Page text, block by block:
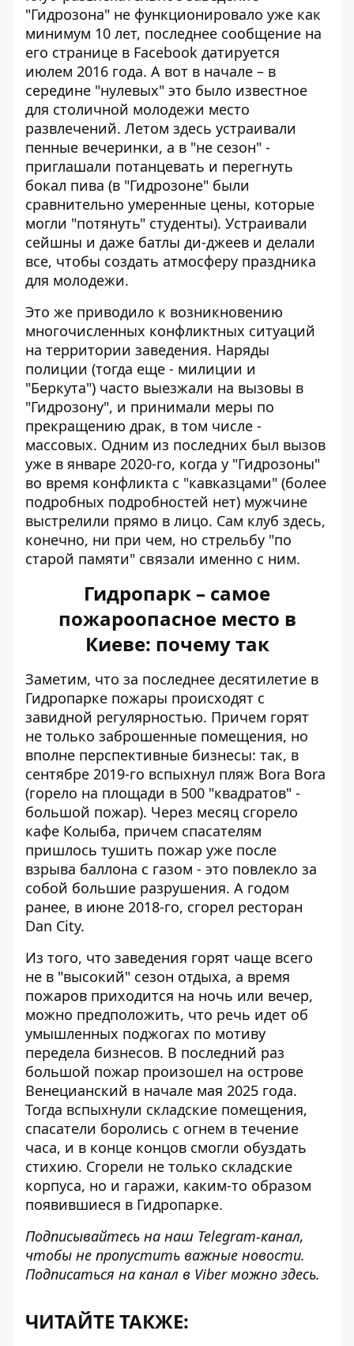
"Гидрозона" не функционировало уже как
минимум 10 лет, последнее сообщение на
его странице в Facebook датируется
июлем 2016 года. А вот в начале – в
середине "нулевых" это было известное
для столичной молодежи место
развлечений. Летом здесь устраивали
пенные вечеринки, а в "не сезон" -
приглашали потанцевать и перегнуть
бокал пива (в "Гидрозоне" были
сравнительно умеренные цены, которые
могли "потянуть" студенты). Устраивали
сейшны и даже батлы ди-джеев и делали
все, чтобы создать атмосферу праздника
для молодежи.
Это же приводило к возникновению
многочисленных конфликтных ситуаций
на территории заведения. Наряды
полиции (тогда еще - милиции и
"Беркута") часто выезжали на вызовы в
"Гидрозону", и принимали меры по
прекращению драк, в том числе -
массовых. Одним из последних был вызов
уже в январе 2020-го, когда у "Гидрозоны"
во время конфликта с "кавказцами" (более
подробных подробностей нет) мужчине
выстрелили прямо в лицо. Сам клуб здесь,
конечно, ни при чем, но стрельбу "по
старой памяти" связали именно с ним.
Гидропарк – самое
пожароопасное место в
Киеве: почему так
Заметим, что за последнее десятилетие в
Гидропарке пожары происходят с
завидной регулярностью. Причем горят
не только заброшенные помещения, но
вполне перспективные бизнесы: так, в
сентябре 2019-го вспыхнул пляж Bora Bora
(горело на площади в 500 "квадратов" -
большой пожар). Через месяц сгорело
кафе Колыба, причем спасателям
пришлось тушить пожар уже после
взрыва баллона с газом - это повлекло за
собой большие разрушения. А годом
ранее, в июне 2018-го, сгорел ресторан
Dan City.
Из того, что заведения горят чаще всего
не в "высокий" сезон отдыха, а время
пожаров приходится на ночь или вечер,
можно предположить, что речь идет об
умышленных поджогах по мотиву
передела бизнесов. В последний раз
большой пожар произошел на острове
Венецианский в начале мая 2025 года.
Тогда вспыхнули складские помещения,
спасатели боролись с огнем в течение
часа, и в конце концов смогли обуздать
стихию. Сгорели не только складские
корпуса, но и гаражи, каким-то образом
появившиеся в Гидропарке.
Подписывайтесь на наш Telegram-канал,
чтобы не пропустить важные новости.
Подписаться на канал в Viber можно здесь.
ЧИТАЙТЕ ТАКЖЕ: